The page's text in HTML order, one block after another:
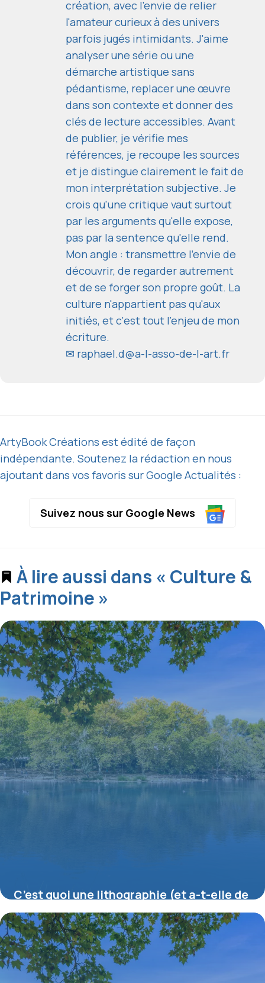
création, avec l'envie de relier
l'amateur curieux à des univers
parfois jugés intimidants. J'aime
analyser une série ou une
démarche artistique sans
pédantisme, replacer une œuvre
dans son contexte et donner des
clés de lecture accessibles. Avant
de publier, je vérifie mes
références, je recoupe les sources
et je distingue clairement le fait de
mon interprétation subjective. Je
crois qu'une critique vaut surtout
par les arguments qu'elle expose,
pas par la sentence qu'elle rend.
Mon angle : transmettre l'envie de
découvrir, de regarder autrement
et de se forger son propre goût. La
culture n'appartient pas qu'aux
initiés, et c'est tout l'enjeu de mon
écriture.
✉ raphael.d@a-l-asso-de-l-art.fr
ArtyBook Créations est édité de façon
indépendante. Soutenez la rédaction en nous
ajoutant dans vos favoris sur Google Actualités :
Suivez nous sur Google News
À lire aussi dans « Culture &
Patrimoine »
C’est quoi une lithographie (et a-t-elle de
la valeur) ?
16 juillet 2026